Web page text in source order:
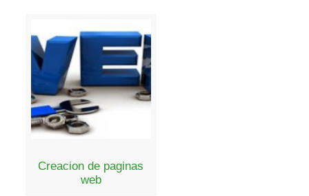
Creacion de paginas
web